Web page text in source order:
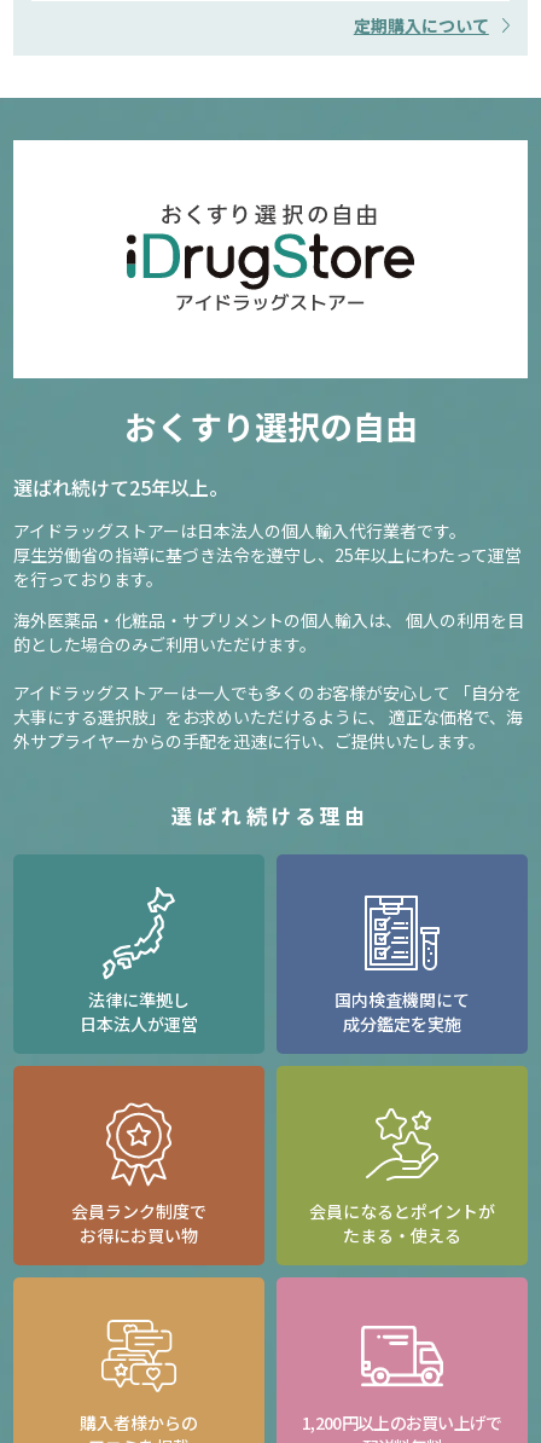
定期購入について
おくすり選択の自由
選ばれ続けて25年以上。
アイドラッグストアーは日本法人の個人輸入代行業者です。
厚生労働省の指導に基づき法令を遵守し、 25年以上にわたって運営
を行っております。
海外医薬品・化粧品・サプリメントの個人輸入は、 個人の利用を目
的とした場合のみご利用いただけます。
アイドラッグストアーは一人でも多くのお客様が安心して
「自分を
大事にする選択肢」をお求めいただけるように、 適正な価格で、海
外サプライヤーからの手配を迅速に行い、ご提供いたします。
選ばれ続ける理由
法律に準拠し
日本法人が運営
国内検査機関にて
成分鑑定を実施
会員ランク制度で
お得にお買い物
会員になるとポイントが
たまる・使える
購入者様からの
1,200円以上のお買い上げで